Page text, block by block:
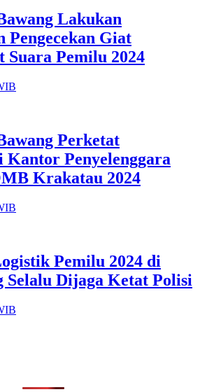
Lakukan
Giat
Suara Pemilu 2024
Perketat
Kantor Penyelenggara
Krakatau 2024
Pemilu 2024 di
Selalu Dijaga Ketat Polisi